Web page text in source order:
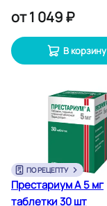
от1 049 ₽
В корзину
ПО РЕЦЕПТУ
Престариум А 5 мг
таблетки 30 шт